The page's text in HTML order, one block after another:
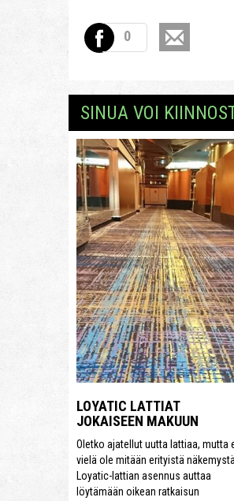
0
SINUA VOI
LOYATIC LATTIAT
JOKAISEEN MAKUUN
Oletko ajatellut uutta lattiaa, mutta
vielä ole mitään erityistä
Loyatic-lattian asennus auttaa
löytämään oikean ratkaisun